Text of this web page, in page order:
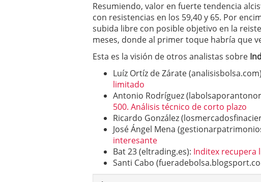
Resumiendo, valor en fuerte tendencia
con resistencias en los 59,40 y 65. Por
subida libre con posible objetivo en la
meses, donde al primer toque habría que
Esta es la visión de otros analistas sobre
Luíz Ortíz de Zárate
limitado
Antonio Rodríguez
500. Análisis técnico de corto plazo
Ricardo González
José Ángel Mena
interesante
Bat 23 (eltrading.es): Inditex recupera
Santi Cabo